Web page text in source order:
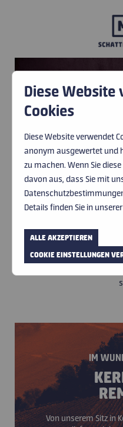
WIR
IHN
Wir sorgen seit
IM
Von unserem Sitz in
Diese Website
Cookies
Diese Website verwendet
anonym ausgewertet und
zu machen. Wenn Sie
davon aus, dass Sie mit
Details finden Sie in
ALLE AKZEPTIEREN
COOKIE EINSTELLUNGEN